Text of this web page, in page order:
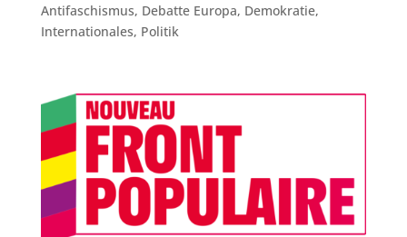
Antifaschismus, Debatte Europa, Demokratie,
Internationales, Politik